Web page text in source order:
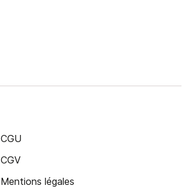
CGU
CGV
Mentions légales